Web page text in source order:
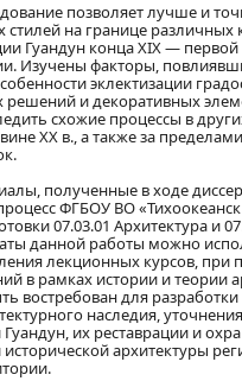
позволяет лучше и
на границе различных
Гуандун конца XIX —
Изучены факторы,
эклектизации
и декоративных
схожие процессы в
XX в., а также за
полученные в ходе
ФГБОУ ВО
07.03.01 Архитектура и
данной работы можно
лекционных курсов, при
в рамках истории и теории
востребован для
наследия,
их реставрации и
архитектуры